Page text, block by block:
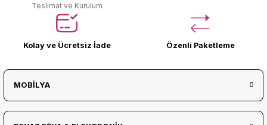
Teslimat ve Kurulum
Kolay ve Ücretsiz İade Özenli Paketleme
MOBİLYA